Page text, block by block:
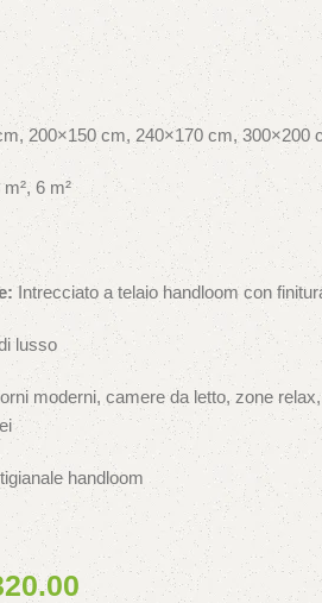
200×150 cm, 240×170 cm, 300×200
6 m²
Intrecciato a telaio handloom con
lusso
moderni, camere da letto, zone
handloom